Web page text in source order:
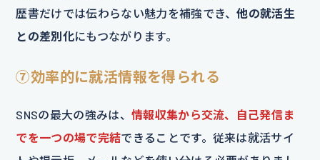
歴書だけでは伝わらない魅力を補強でき、他の就活生
との差別化にもつながります。
⑦効率的に就活情報を得られる
SNSの最大の強みは、 情報収集から交流、自己発信ま
でを一つの場で完結できることです。従来は就活サイ